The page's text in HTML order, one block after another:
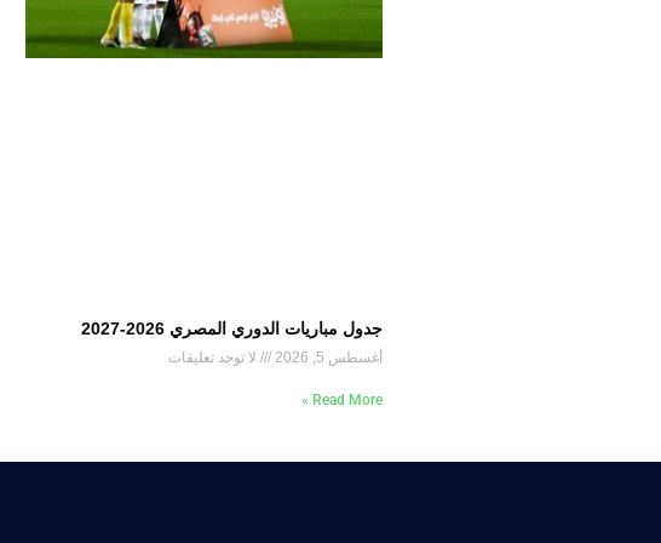
جدول مباريات الدوري المصري 2026-2027
أغسطس 5, 2026 لا توجد تعليقات
Read More »